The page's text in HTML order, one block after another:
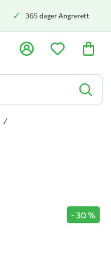
365 dager Angrerett
-30%